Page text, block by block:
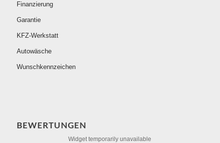
Finanzierung
Garantie
KFZ-Werkstatt
Autowäsche
Wunschkennzeichen
BEWERTUNGEN
Widget temporarily unavailable